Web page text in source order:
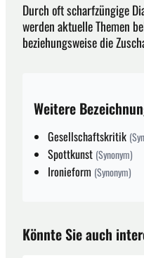
Durch oft scharfzüngige
werden aktuelle Themen
beziehungsweise die
Weitere
Gesellschaftskritik
Spottkunst (Synonym)
Ironieform (Synonym)
Könnte Sie auch